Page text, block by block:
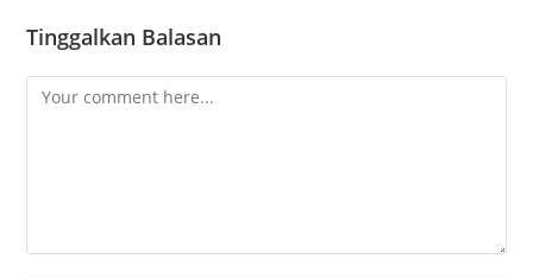
Tinggalkan Balasan
Comment